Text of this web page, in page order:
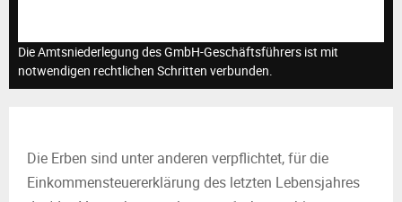
E
U
Die Amtsniederlegung des GmbH-Geschäftsführers ist mit
notwendigen rechtlichen Schritten verbunden.
Die Erben sind unter anderen verpflichtet, für die
Einkommensteuererklärung des letzten Lebensjahres